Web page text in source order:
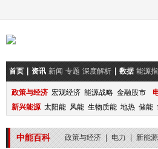
首页 资讯 新闻 专题 深度解析 数据 能源
政策与经济 宏观经济 能源战略 金融股市
新兴能源 太阳能 风能 生物质能 地热 储能
中能百科 政策与经济 | 电力 | 新能